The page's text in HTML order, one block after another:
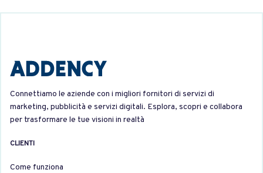
Connettiamo le aziende con i migliori fornitori di servizi di
marketing, pubblicità e servizi digitali. Esplora, scopri e collabora
per trasformare le tue visioni in realtà
CLIENTI
Come funziona